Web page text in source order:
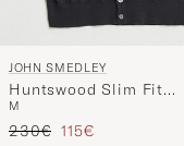
JOHN SMEDLEY
Huntswood Slim Fit
Waistcoat Black
M
Regulärer Preis
230€ Reduzierter Preis
115€